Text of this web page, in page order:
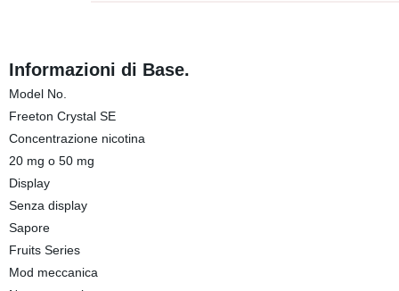
Informazioni di Base.
Model No.
Freeton Crystal SE
Concentrazione nicotina
20 mg o 50 mg
Display
Senza display
Sapore
Fruits Series
Mod meccanica